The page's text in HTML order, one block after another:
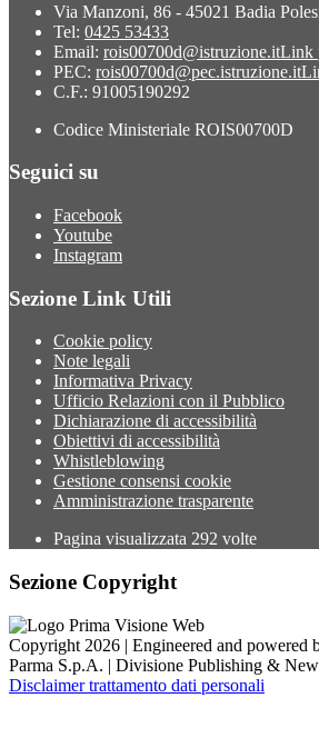
Via Manzoni, 86 - 45021 Badia
Tel: 0425 53433
Email: rois00700d@istruzione.itLink
PEC: rois00700d@pec.istruzione.it
C.F.: 91005190292
Codice Ministeriale ROIS00700D
Seguici su
Facebook
Youtube
Instagram
Sezione Link Utili
Cookie policy
Note legali
Informativa Privacy
Ufficio Relazioni con il Pubblico
Dichiarazione di accessibilità
Obiettivi di accessibilità
Whistleblowing
Gestione consensi cookie
Amministrazione trasparente
Pagina visualizzata 292 volte
Sezione Copyright
Copyright 2026 | Engineered and powered
Parma S.p.A. | Divisione Publishing &
Disclaimer trattamento dati personali